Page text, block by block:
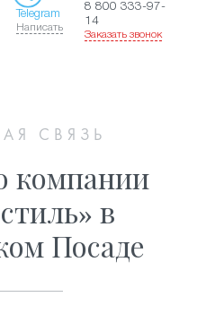
Telegram
Написать
8 800 333-97-
14
Заказать звонок
СВЯЗЬ
компании
в
Посаде